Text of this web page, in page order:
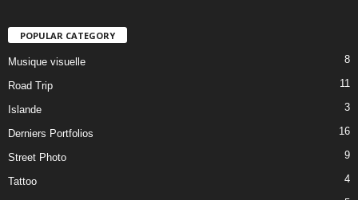
POPULAR CATEGORY
Musique visuelle 8
Road Trip 11
Islande 3
Derniers Portfolios 16
Street Photo 9
Tattoo 4